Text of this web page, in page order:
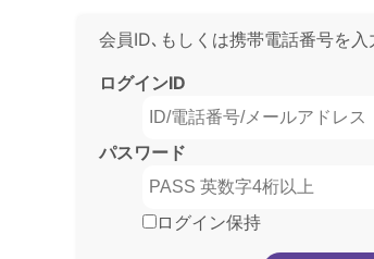
会員ID､もしくは携帯電話番号を
ログインID
パスワード
ログイン保持